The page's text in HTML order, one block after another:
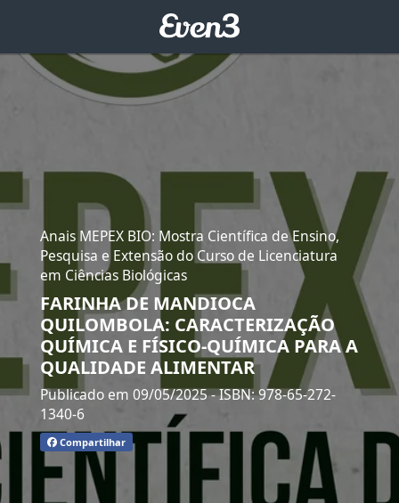
Anais MEPEX BIO: Mostra Científica de Ensino,
Pesquisa e Extensão do Curso de Licenciatura
em Ciências Biológicas
FARINHA DE MANDIOCA
QUILOMBOLA: CARACTERIZAÇÃO
QUÍMICA E FÍSICO-QUÍMICA PARA A
QUALIDADE ALIMENTAR
Publicado em 09/05/2025- ISBN: 978-65-272-
1340-6
Compartilhar